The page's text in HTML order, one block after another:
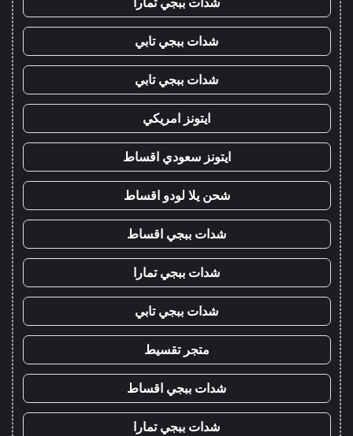
شدات ببجي تابي
شدات ببجي تابي
ايتونز امريكي
ايتونز سعودي اقساط
شحن يلا لودو اقساط
شدات ببجي اقساط
شدات ببجي تمارا
شدات ببجي تابي
متجر تقسيط
شدات ببجي اقساط
شدات ببجي تمارا